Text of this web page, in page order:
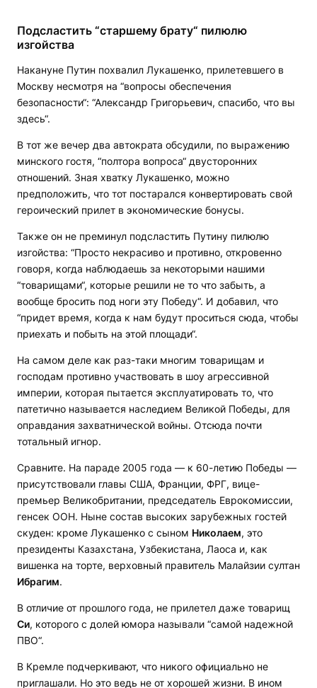
Подсластить “старшему брату“ пилюлю
изгойства
Накануне Путин похвалил Лукашенко, прилетевшего в
Москву несмотря на “вопросы обеспечения
безопасности“: “Александр Григорьевич, спасибо, что вы
здесь“.
В тот же вечер два автократа обсудили, по выражению
минского гостя, “полтора вопроса“ двусторонних
отношений. Зная хватку Лукашенко, можно
предположить, что тот постарался конвертировать свой
героический прилет в экономические бонусы.
Также он не преминул подсластить Путину пилюлю
изгойства: “Просто некрасиво и противно, откровенно
говоря, когда наблюдаешь за некоторыми нашими
“товарищами“, которые решили не то что забыть, а
вообще бросить под ноги эту Победу“. И добавил, что
“придет время, когда к нам будут проситься сюда, чтобы
приехать и побыть на этой площади“.
На самом деле как раз-таки многим товарищам и
господам противно участвовать в шоу агрессивной
империи, которая пытается эксплуатировать то, что
патетично называется наследием Великой Победы, для
оправдания захватнической войны. Отсюда почти
тотальный игнор.
Сравните. На параде 2005 года — к 60-летию Победы —
присутствовали главы США, Франции, ФРГ, вице-
премьер Великобритании, председатель Еврокомиссии,
генсек ООН. Ныне состав высоких зарубежных гостей
скуден: кроме Лукашенко с сыном Николаем, это
президенты Казахстана, Узбекистана, Лаоса и, как
вишенка на торте, верховный правитель Малайзии султан
Ибрагим.
В отличие от прошлого года, не прилетел даже товарищ
Си, которого с долей юмора называли “самой надежной
ПВО“.
В Кремле подчеркивают, что никого официально не
приглашали. Но это ведь не от хорошей жизни. В ином